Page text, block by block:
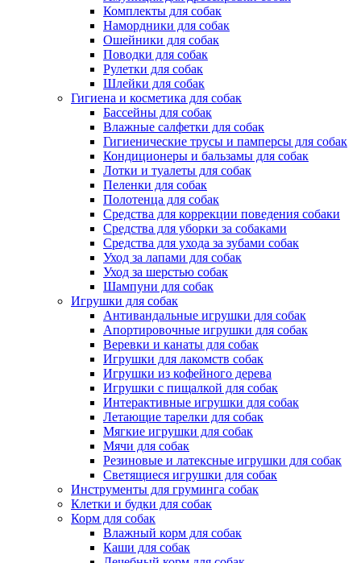
Комплекты для собак
Намордники для собак
Ошейники для собак
Поводки для собак
Рулетки для собак
Шлейки для собак
Гигиена и косметика для собак
Бассейны для собак
Влажные салфетки для собак
Гигиенические трусы и памперсы для собак
Кондиционеры и бальзамы для собак
Лотки и туалеты для собак
Пеленки для собак
Полотенца для собак
Средства для коррекции поведения собаки
Средства для уборки за собаками
Средства для ухода за зубами собак
Уход за лапами для собак
Уход за шерстью собак
Шампуни для собак
Игрушки для собак
Антивандальные игрушки для собак
Апортировочные игрушки для собак
Веревки и канаты для собак
Игрушки для лакомств собак
Игрушки из кофейного дерева
Игрушки с пищалкой для собак
Интерактивные игрушки для собак
Летающие тарелки для собак
Мягкие игрушки для собак
Мячи для собак
Резиновые и латексные игрушки для собак
Светящиеся игрушки для собак
Инструменты для груминга собак
Клетки и будки для собак
Корм для собак
Влажный корм для собак
Каши для собак